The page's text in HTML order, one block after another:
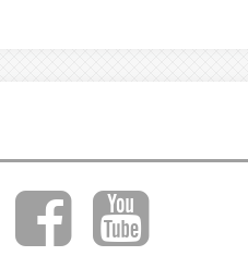
Facebook Youtube